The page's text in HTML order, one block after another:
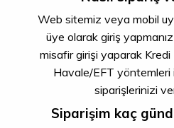
Web sitemiz veya mobil
üye olarak giriş
misafir girişi yaparak Kredi
Havale/EFT yöntemleri
siparişlerinizi
Siparişim kaç